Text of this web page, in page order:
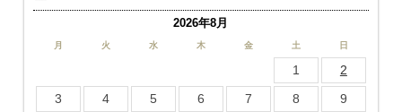
2026年8月
月 火 水 木 金 土 日
1
2
3
4 5 6 7 8
9